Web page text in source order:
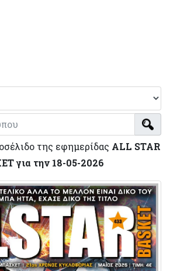
της εφημερίδας ALL STAR
για την 18-05-2026